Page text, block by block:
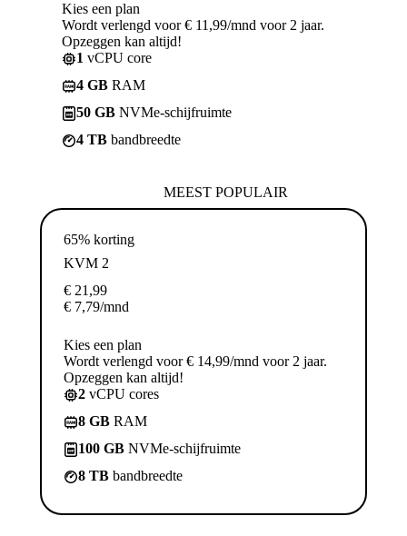
Kies een plan
Wordt verlengd voor € 11,99/mnd voor 2 jaar.
Opzeggen kan altijd!
1 vCPU core
4 GB RAM
50 GB NVMe-schijfruimte
4 TB bandbreedte
MEEST POPULAIR
65% korting
KVM 2
€ 21,99
€ 7,79/mnd
Kies een plan
Wordt verlengd voor € 14,99/mnd voor 2 jaar.
Opzeggen kan altijd!
2 vCPU cores
8 GB RAM
100 GB NVMe-schijfruimte
8 TB bandbreedte